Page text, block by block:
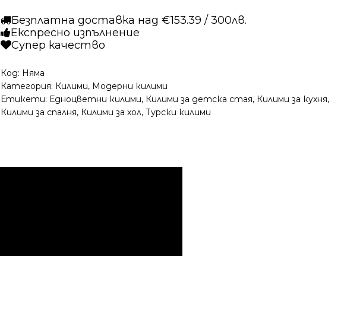
Санти
0775
Кафяв
Безплатна доставка над €153.39 / 300лв.
Експресно изпълнение
Супер качество
Код: Няма
Категория: Килими, Модерни килими
Етикети: Едноцветни килими, Килими за детска стая, Килими за кухня,
Килими за спалня, Килими за хол, Турски килими